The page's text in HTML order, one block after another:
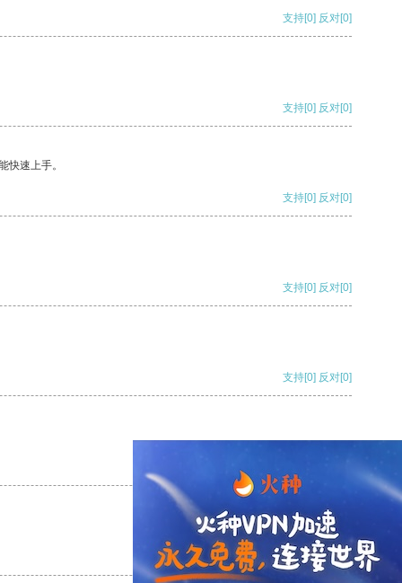
支持[0] 反对[0]
支持[0] 反对[0]
快速上手。
支持[0] 反对[0]
支持[0] 反对[0]
支持[0] 反对[0]
支持 [0] 反对[0]